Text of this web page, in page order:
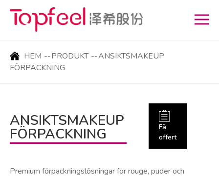
HEM --PRODUKT --ANSIKTSMAKEUP
FÖRPACKNING
ANSIKTSMAKEUP
FÖRPACKNING
Få
offert
Premium förpackningslösningar för rouge, puder och